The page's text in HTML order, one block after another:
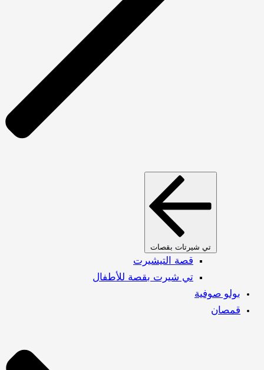
تي شيرتات بقصات
قصة التيشيرت
تي شيرت بقصة للأطفال
بولو صوفية
قمصان